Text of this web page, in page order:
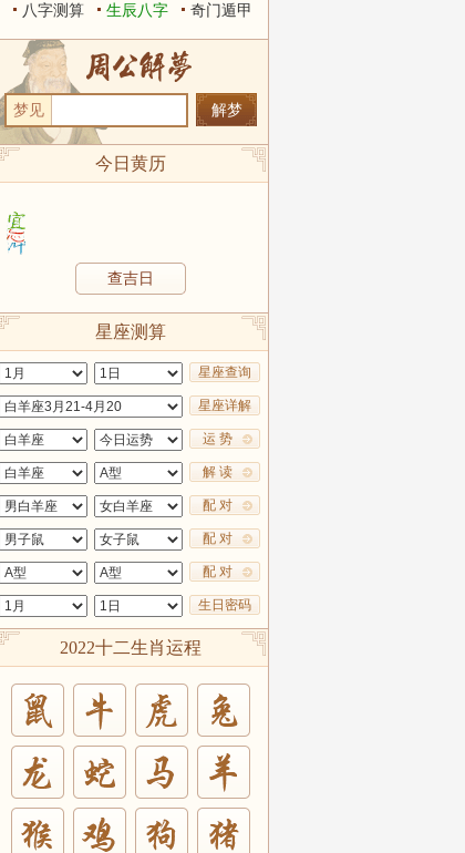
八字测算
生辰八字 奇门遁甲
梦见
今日黄历
查吉日
星座测算
星座查询
星座详解
运 势
解 读
配 对
配 对
配 对
生日密码
2022十二生肖运程